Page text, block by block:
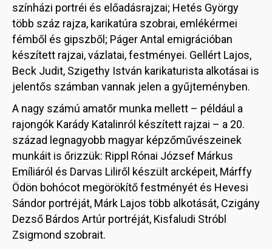
színházi portréi és előadásrajzai; Hetés György
több száz rajza, karikatúra szobrai, emlékérmei
fémből és gipszből; Páger Antal emigrációban
készített rajzai, vázlatai, festményei. Gellért Lajos,
Beck Judit, Szigethy István karikaturista alkotásai is
jelentős számban vannak jelen a gyűjteményben.
A nagy számú amatőr munka mellett – például a
rajongók Karády Katalinról készített rajzai – a 20.
század legnagyobb magyar képzőművészeinek
munkáit is őrizzük: Rippl Rónai József Márkus
Emíliáról és Darvas Liliről készült arcképeit, Márffy
Ödön bohócot megörökítő festményét és Hevesi
Sándor portréját, Márk Lajos több alkotását, Czigány
Dezső Bárdos Artúr portréját, Kisfaludi Stróbl
Zsigmond szobrait.